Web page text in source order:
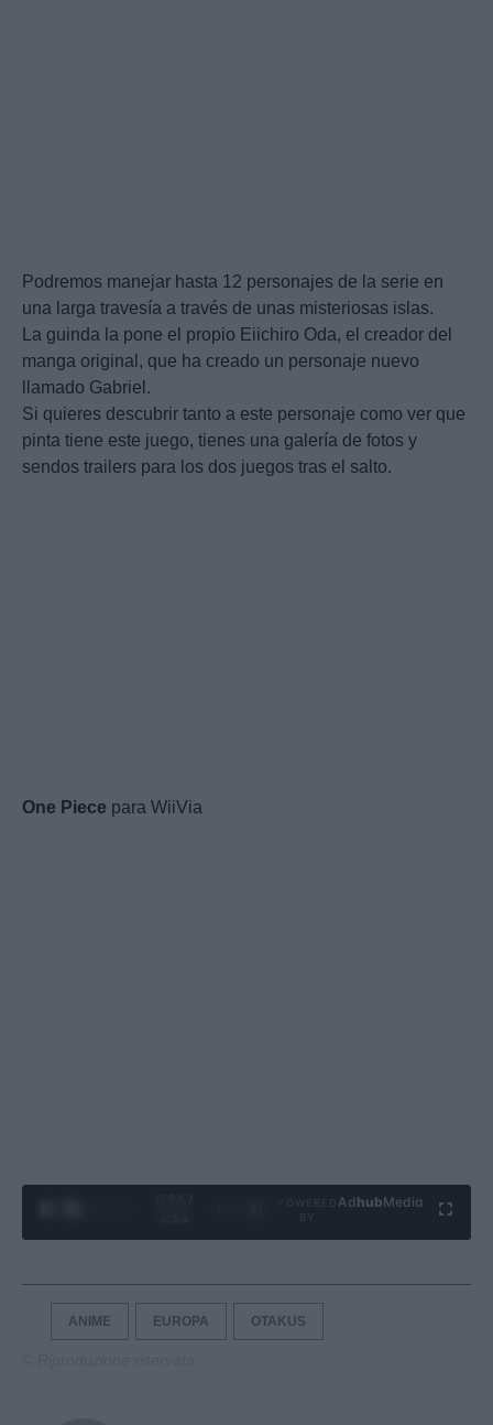
Podremos manejar hasta 12 personajes de la serie en
una larga travesía a través de unas misteriosas islas.
La guinda la pone el propio Eiichiro Oda, el creador del
manga original, que ha creado un personaje nuevo
llamado Gabriel.
Si quieres descubrir tanto a este personaje como ver que
pinta tiene este juego, tienes una galería de fotos y
sendos trailers para los dos juegos tras el salto.
One Piece para WiiVia
Ad hubMedia
ANIME EUROPA OTAKUS